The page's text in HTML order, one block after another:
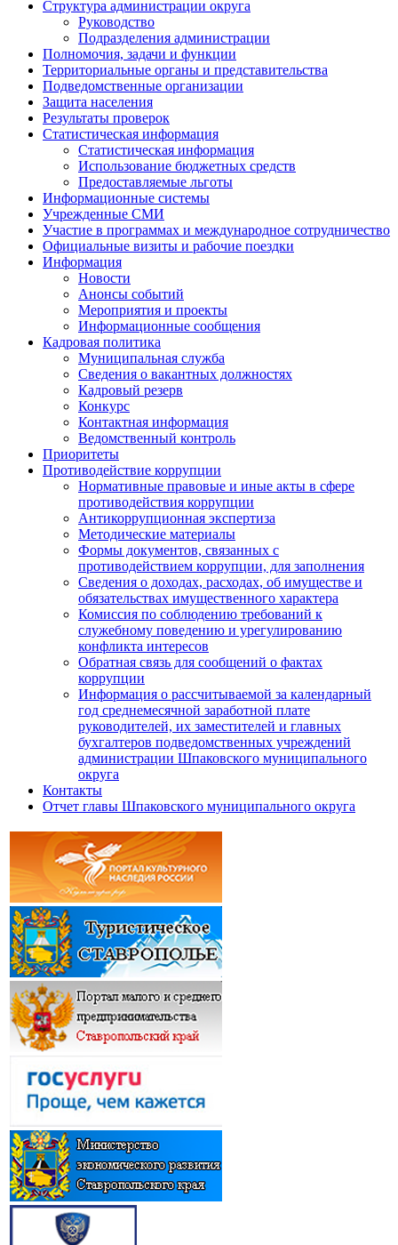
Структура администрации округа
Руководство
Подразделения администрации
Полномочия, задачи и функции
Территориальные органы и представительства
Подведомственные организации
Защита населения
Результаты проверок
Статистическая информация
Статистическая информация
Использование бюджетных средств
Предоставляемые льготы
Информационные системы
Учрежденные СМИ
Участие в программах и международное сотрудничество
Официальные визиты и рабочие поездки
Информация
Новости
Анонсы событий
Мероприятия и проекты
Информационные сообщения
Кадровая политика
Муниципальная служба
Сведения о вакантных должностях
Кадровый резерв
Конкурс
Контактная информация
Ведомственный контроль
Приоритеты
Противодействие коррупции
Нормативные правовые и иные акты в сфере
противодействия коррупции
Антикоррупционная экспертиза
Методические материалы
Формы документов, связанных с
противодействием коррупции, для заполнения
Сведения о доходах, расходах, об имуществе и
обязательствах имущественного характера
Комиссия по соблюдению требований к
служебному поведению и урегулированию
конфликта интересов
Обратная связь для сообщений о фактах
коррупции
Информация о рассчитываемой за календарный
год среднемесячной заработной плате
руководителей, их заместителей и главных
бухгалтеров подведомственных учреждений
администрации Шпаковского муниципального
округа
Контакты
Отчет главы Шпаковского муниципального округа